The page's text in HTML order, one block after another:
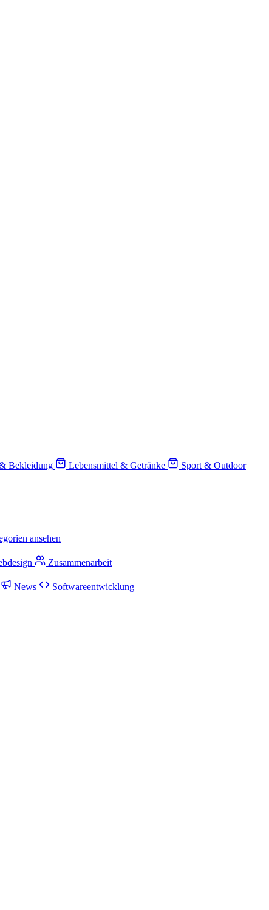
Bekleidung Lebensmittel & Getränke
Sport & Outdoor
ansehen
Zusammenarbeit
News
Softwareentwicklung